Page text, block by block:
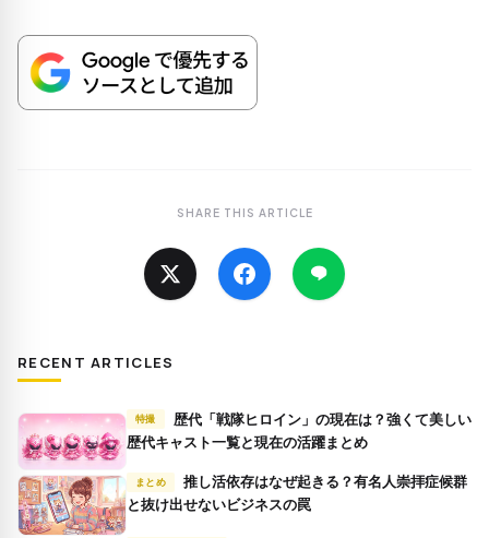
SHARE THIS ARTICLE
RECENT ARTICLES
特撮
歴代キャスト一覧と現在の活躍まとめ
まとめ
推し活依存はなぜ起きる？有名人崇拝症候群
と抜け出せないビジネスの罠